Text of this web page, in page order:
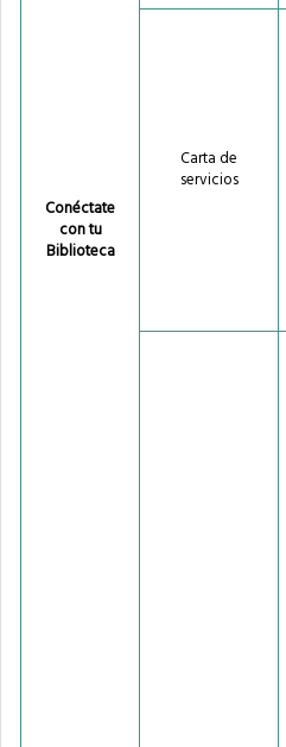
Conéctate
con tu
Biblioteca
Carta de
servicios